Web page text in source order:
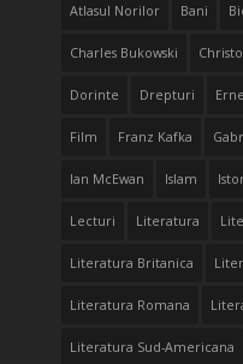
Atlasul Norilor Bani
Charles Bukowski
Dorinte Drepturi
Film Franz Kafka
Ian McEwan Islam
Lecturi Literatura
Literatura Britanica
Literatura Romana
Literatura Sud-Americana